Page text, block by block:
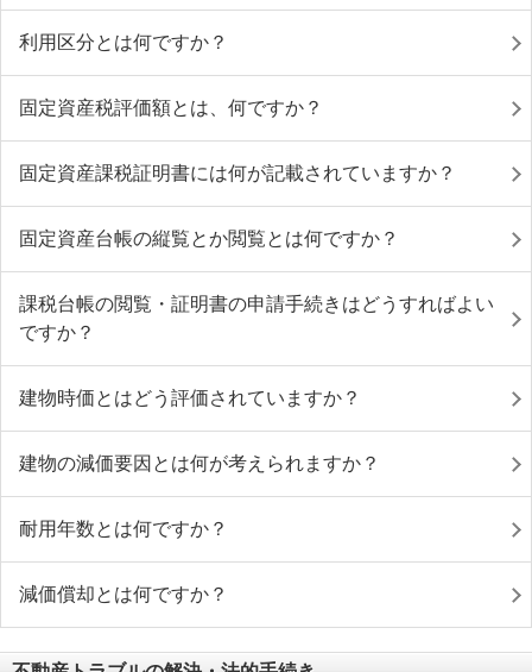
利用区分とは何ですか？
固定資産税評価額とは、何ですか？
固定資産課税証明書には何が記載されていますか？
固定資産台帳の縦覧とか閲覧とは何ですか？
課税台帳の閲覧・証明書の申請手続きはどうすればよい
ですか？
建物時価とはどう評価されていますか？
建物の減価要因とは何が考えられますか？
耐用年数とは何ですか？
減価償却とは何ですか？